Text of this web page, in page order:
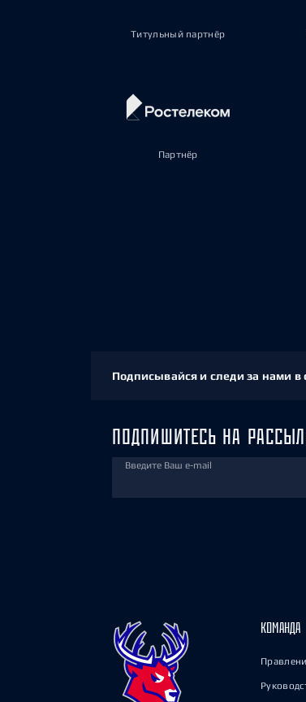
Титульный партнёр
Партнёр
Подписывайся и следи за нами в
ПОДПИШИТЕСЬ НА
Введите Ваш e-mail
КОМАНДА